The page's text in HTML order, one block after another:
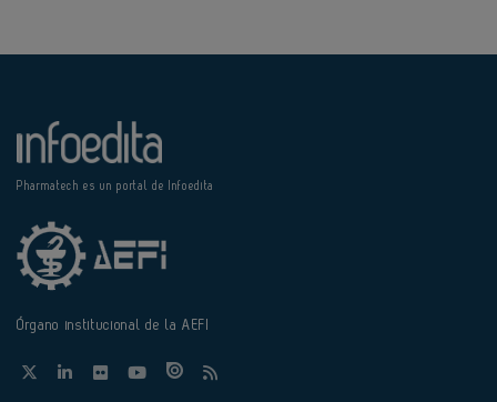
Pharmatech es un portal de Infoedita
Órgano institucional de la AEFI